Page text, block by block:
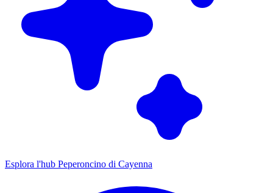
Esplora l'hub Peperoncino di Cayenna